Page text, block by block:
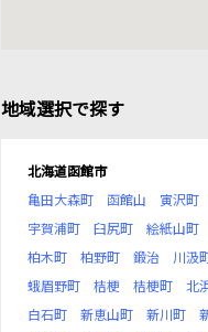
地域選択で探す
北海道函館市
亀田大森町
函館山 寅沢町
宇賀浦町
臼尻町 絵紙山町
柏木町
柏野町 鍛治 川汲
蛾眉野町
桔梗 桔梗町 北
白石町
新恵山町 新川町